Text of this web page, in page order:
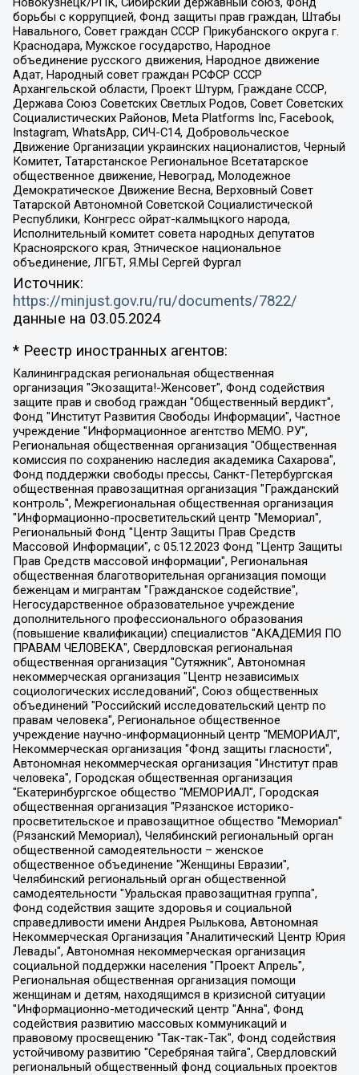
борьбы с коррупцией, Фонд защиты прав граждан, Штабы
Навального, Совет граждан СССР Прикубанского округа г.
Краснодара, Мужское государство, Народное
объединение русского движения, Народное движение
Адат, Народный совет граждан РСФСР СССР
Архангельской области, Проект Штурм, Граждане СССР,
Держава Союз Советских Светлых Родов, Совет Советских
Социалистических Районов, Meta Platforms Inc, Facebook,
Instagram, WhatsApp, СИЧ-С14, Добровольческое
Движение Организации украинских националистов, Черный
Комитет, Татарстанское Региональное Всетатарское
общественное движение, Невоград, Молодежное
Демократическое Движение Весна, Верховный Совет
Татарской Автономной Советской Социалистической
Республики, Конгресс ойрат-калмыцкого народа,
Исполнительный комитет совета народных депутатов
Красноярского края, Этническое национальное
объединение, ЛГБТ, Я.МЫ Сергей Фургал
Источник:
https://minjust.gov.ru/ru/documents/7822/
данные на 03.05.2024
* Реестр иностранных агентов:
Калининградская региональная общественная организация "Экозащита!-Женсовет", Фонд содействия защите прав и свобод граждан "Общественный вердикт", Фонд "Институт Развития Свободы Информации", Частное учреждение "Информационное агентство МЕМО. РУ", Региональная общественная организация "Общественная комиссия по сохранению наследия академика Сахарова", Фонд поддержки свободы прессы, Санкт-Петербургская общественная правозащитная организация "Гражданский контроль", Межрегиональная общественная организация "Информационно-просветительский центр "Мемориал", Региональный Фонд "Центр Защиты Прав Средств Массовой Информации", с 05.12.2023 Фонд "Центр Защиты Прав Средств массовой информации", Региональная общественная благотворительная организация помощи беженцам и мигрантам "Гражданское содействие", Негосударственное образовательное учреждение дополнительного профессионального образования (повышение квалификации) специалистов "АКАДЕМИЯ ПО ПРАВАМ ЧЕЛОВЕКА", Свердловская региональная общественная организация "Сутяжник", Автономная некоммерческая организация "Центр независимых социологических исследований", Союз общественных объединений "Российский исследовательский центр по правам человека", Региональное общественное учреждение научно-информационный центр "МЕМОРИАЛ", Некоммерческая организация "Фонд защиты гласности", Автономная некоммерческая организация "Институт прав человека", Городская общественная организация "Екатеринбургское общество "МЕМОРИАЛ", Городская общественная организация "Рязанское историко-просветительское и правозащитное общество "Мемориал" (Рязанский Мемориал), Челябинский региональный орган общественной самодеятельности – женское общественное объединение "Женщины Евразии", Челябинский региональный орган общественной самодеятельности "Уральская правозащитная группа", Фонд содействия защите здоровья и социальной справедливости имени Андрея Рылькова, Автономная Некоммерческая Организация "Аналитический Центр Юрия Левады", Автономная некоммерческая организация социальной поддержки населения "Проект Апрель", Региональная общественная организация помощи женщинам и детям, находящимся в кризисной ситуации "Информационно-методический центр "Анна", Фонд содействия развитию массовых коммуникаций и правовому просвещению "Так-так-Так", Фонд содействия устойчивому развитию "Серебряная тайга", Свердловский региональный общественный фонд социальных проектов "Новое время", "Idel.Реалии", Кавказ.Реалии, Крым.Реалии, Телеканал Настоящее Время, Татаро-башкирская служба Радио Свобода (Azatliq Radiosi), Радио Свободная Европа/Радио Свобода (PCE/PC), "Сибирь.Реалии", "Фактограф", Благотворительный фонд помощи осужденным и их семьям, Автономная некоммерческая организация "Институт глобализации и социальных движений", Фонд "В защиту прав заключенных", Частное учреждение "Центр поддержки и содействия развитию средств массовой информации", Пензенский региональный общественный благотворительный фонд "Гражданский союз", "Север.Реалии", Некоммерческая организация Фонд "Правовая инициатива", Общество с ограниченной ответственностью "Радио Свободная Европа/Радио Свобода", Чешское информационное агентство "MEDIUM-ORIENT", Красноярская региональная общественная организация "Мы против СПИДа", Камалягин Денис Николаевич, Маркелов Сергей Евгеньевич, Пономарев Лев Александрович, Савицкая Людмила Алексеевна, Автономная некоммерческая организация "Центр по работе с проблемой насилия "НАСИЛИЮ.НЕТ", Межрегиональный профессиональный союз работников здравоохранения "Альянс врачей", Юридическое лицо, зарегистрированное в Латвийской Республике, SIA "Medusa Project" (регистрационный номер 40103797863, дата регистрации 10.06.2014), Некоммерческая организация "Фонд по борьбе с коррупцией", Автономная некоммерческая организация "Институт права и публичной политики", Баданин Роман Сергеевич, Гликин Максим Александрович, Железнова Мария Михайловна, Лукьянова Юлия Сергеевна, Маетная Елизавета Витальевна, Маняхин Петр Борисович, Чуракова Ольга Владимировна, Ярош Юлия Петровна, Юридическое лицо "The Insider SIA", зарегистрированное в Риге, Латвийская Республика (дата регистрации 26.06.2015), являющееся администратором доменного имени интернет-издания "The Insider SIA", https://theins.ru, Постернак Алексей Евгеньевич, Рубин Михаил Аркадьевич, Анин Роман Александрович, Юридическое лицо Istories fonds, зарегистрированное в Латвийской Республике (регистрационный номер 50008295751, дата регистрации 24.02.2020), Великовский Дмитрий Александрович, Долинина Ирина Николаевна, Мароховская Алеся Алексеевна, Шлейнов Роман Юрьевич, Шмагун Олеся Валентиновна, Общество с ограниченной ответственностью "Альтаир 2021", Общество с ограниченной ответственностью "Вега 2021", Общество с ограниченной ответственностью "Главный редактор 2021", Общество с ограниченной ответственностью "Ромашки монолит", Важенков Артем Валерьевич, Ивановская областная общественная организация "Центр гендерных исследований", Гурман Юрий Альбертович, Медиапроект "ОВД-Инфо", Егоров Владимир Владимирович, Жилинский Владимир Александрович, Общество с ограниченной ответственностью "ЗП", Иванова София Юрьевна, Карезина Инна Павловна, Кильтау Екатерина Викторовна, Петров Алексей Викторович, Пискунов Сергей Евгеньевич, Смирнов Сергей Сергеевич, Тихонов Михаил Сергеевич, Общество с ограниченной ответственностью "ЖУРНАЛИСТ-ИНОСТРАННЫЙ АГЕНТ", Арапова Галина Юрьевна, Вольтская Татьяна Анатольевна, Американская компания "Mason G.E.S. Anonymous Foundation" (США), являющаяся владельцем интернет-издания https://mnews.world/, Компания "Stichting Bellingcat", зарегистрированная в Нидерландах (дата регистрации 11.07.2018), Захаров Андрей Вячеславович, Клепиковская Екатерина Дмитриевна, Общество с ограниченной ответственностью "МЕМО", Перл Роман Александрович, Симонов Евгений Алексеевич, Соловьева Елена Анатольевна, Сотников Даниил Владимирович, Сурначева Елизавета Дмитриевна, Автономная некоммерческая организация по защите прав человека и информированию населения "Якутия – Наше Мнение", Общество с ограниченной ответственностью "Москоу диджитал медиа", с 26.01.2023 Общество с ограниченной ответственностью "Чайка Белые сады", Ветошкина Валерия Валерьевна, Заговора Максим Александрович, Межрегиональное общественное движение "Российская ЛГБТ - сеть", Оленичев Максим Владимирович, Павлов Иван Юрьевич, Скворцова Елена Сергеевна, Общество с ограниченной ответственностью "Как бы инагент", Кочетков Игорь Викторович, Общество с ограниченной ответственностью "Честные выборы", Еланчик Олег Александрович, Общество с ограниченной ответственностью "Нобелевский призыв", Гималова Регина Эмилевна, Григорьев Андрей Валерьевич, Григорьева Алина Александровна, Ассоциация по содействию защите прав призывников, альтернативнослужащих и военнослужащих "Правозащитная группа "Гражданин.Армия.Право", Хисамова Регина Фаритовна, Автономная некоммерческая организация по реализации социально-правовых программ "Лилит", Дальневосточное общественное движение "Маяк", Санкт-Петербургская ЛГБТ-инициативная группа "Выход", Инициативная группа ЛГБТ+ "Реверс", Алексеев Андрей Викторович, Бекбулатова Таисия Львовна, Беляев Иван Михайлович, Владыкина Елена Сергеевна, Гельман Марат Александрович, Никульшина Вероника Юрьевна, Толоконникова Надежда Андреевна, Шендерович Виктор Анатольевич, Общество с ограниченной ответственностью "Данное сообщение", Общество с ограниченной ответственностью Издательский дом "Новая глава", Айнбиндер Александра Александровна, Московский комьюнити-центр для ЛГБТ+инициатив, Благотворительный фонд развития филантропии, Deutsche Welle (Германия, Kurt-Schumacher-Strasse 3, 53113 Bonn), Борзунова Мария Михайловна, Воробьев Виктор Викторович, Голубева Анна Львовна, Константинова Алла Михайловна, Малкова Ирина Владимировна, Мурадов Мурад Абдулгалимович, Осетинская Елизавета Николаевна, Понасенков Евгений Николаевич, Ганапольский Матвей Юрьевич, Киселев Евгений Алексеевич, Борухович Ирина Григорьевна, Дремин Иван Тимофеевич, Дубровский Дмитрий Викторович, Красноярская региональная общественная организация поддержки и развития альтернативных образовательных технологий и межкультурных коммуникаций "ИНТЕРРА", Маяковская Екатерина Алексеевна, Фейгин Марк Захарович, Филимонов Андрей Викторович, Дзугкоева Регина Николаевна, Доброхотов Роман Александрович, Дудь Юрий Александрович, Елкин Сергей Владимирович, Кругликов Кирилл Игоревич, Сабунаева Мария Леонидовна, Семенов Алексей Владимирович, Шаинян Карен Багратович, Шульман Екатерина Михайловна, Асафьев Артур Валерьевич, Вахштайн Виктор Семенович, Венедиктов Алексей Алексеевич, Лушникова Екатерина Евгеньевна, Волков Леонид Михайлович, Невзоров Александр Глебович, Пархоменко Сергей Борисович, Сироткин Ярослав Николаевич, Кара-Мурза Владимир Владимирович, Баранова Наталья Владимировна, Гозман Леонид Яковлевич, Кагарлицкий Борис Юльевич, Климарев Михаил Валерьевич, Милов Владимир Станиславович, Автономная некоммерческая организация Краснодарский центр современного искусства "Типография", Моргенштерн Алишер Тагирович, Соболь Любовь Эдуардовна, Общество с ограниченной ответственностью "ЛИЗА НОРМ", Каспаров Гарри Кимович, Ходорковский Михаил Борисович, Общество с ограниченной ответственностью "Апрельские тезисы", Данилович Ирина Брониславовна, Кашин Олег Владимирович, Петров Николай Владимирович, Пивоваров Алексей Владимирович, Соколов Михаил Владимирович, Цветкова Юлия Владимировна, Чичваркин Евгений Александрович, Комитет против пыток/Команда против пыток, Общество с ограниченной ответственностью "Первый научный", Общество с ограниченной ответственностью "Вертолет и ко", Белоцерковская Вероника Борисовна, Кац Максим Евгеньевич, Лазарева Татьяна Юрьевна, Шаведдинов Руслан Табризович, Яшин Илья Валерьевич, Общество с ограниченной ответственностью "Иноагент ААВ", Алешковский Дмитрий Петрович, Альбац Евгения Марковна, Быков Дмитрий Львович, Галямина Юлия Евгеньевна, Лойко Сергей Леонидович, Мартынов Кирилл Константинович, Медведев Сергей Александрович, Крашенинников Федор Геннадиевич, Гордеева Катерина Вл